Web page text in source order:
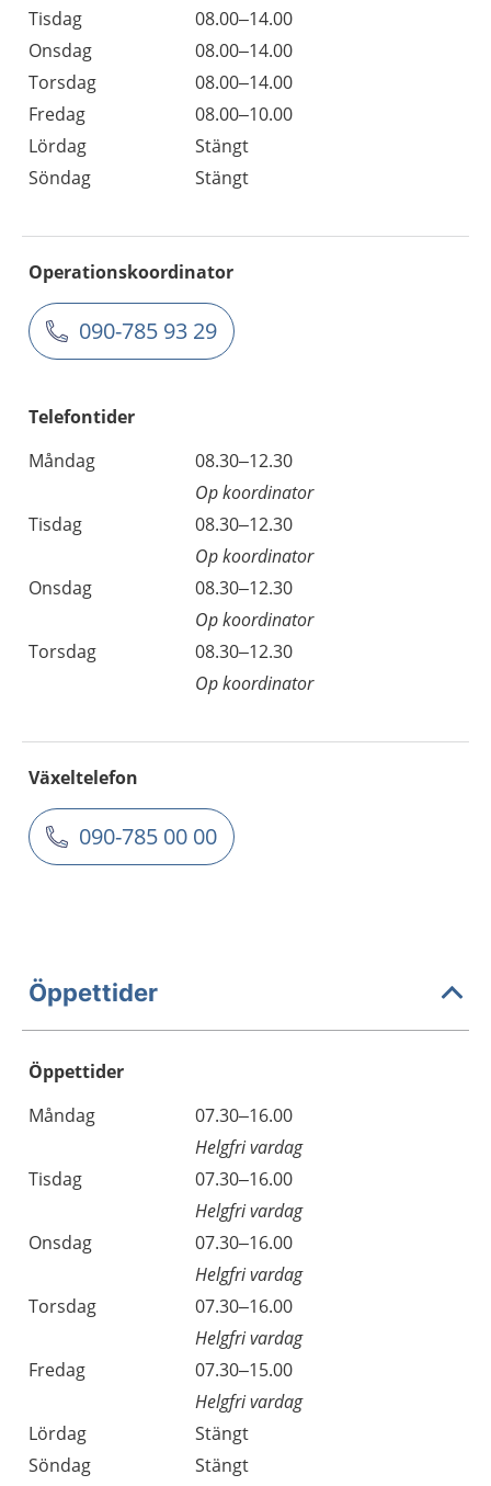
Tisdag
08.00–14.00
Onsdag
08.00–14.00
Torsdag
08.00–14.00
Fredag
08.00–10.00
Lördag
Stängt
Söndag
Stängt
Operationskoordinator
090-785 93 29
Telefontider
Måndag
08.30–12.30
Op koordinator
Tisdag
08.30–12.30
Op koordinator
Onsdag
08.30–12.30
Op koordinator
Torsdag
08.30–12.30
Op koordinator
Växeltelefon
090-785 00 00
Öppettider
Öppettider
Dag
Öppettider
Kommentarer
Måndag
07.30–16.00
Helgfri vardag
Tisdag
07.30–16.00
Helgfri vardag
Onsdag
07.30–16.00
Helgfri vardag
Torsdag
07.30–16.00
Helgfri vardag
Fredag
07.30–15.00
Helgfri vardag
Lördag
Stängt
Söndag
Stängt